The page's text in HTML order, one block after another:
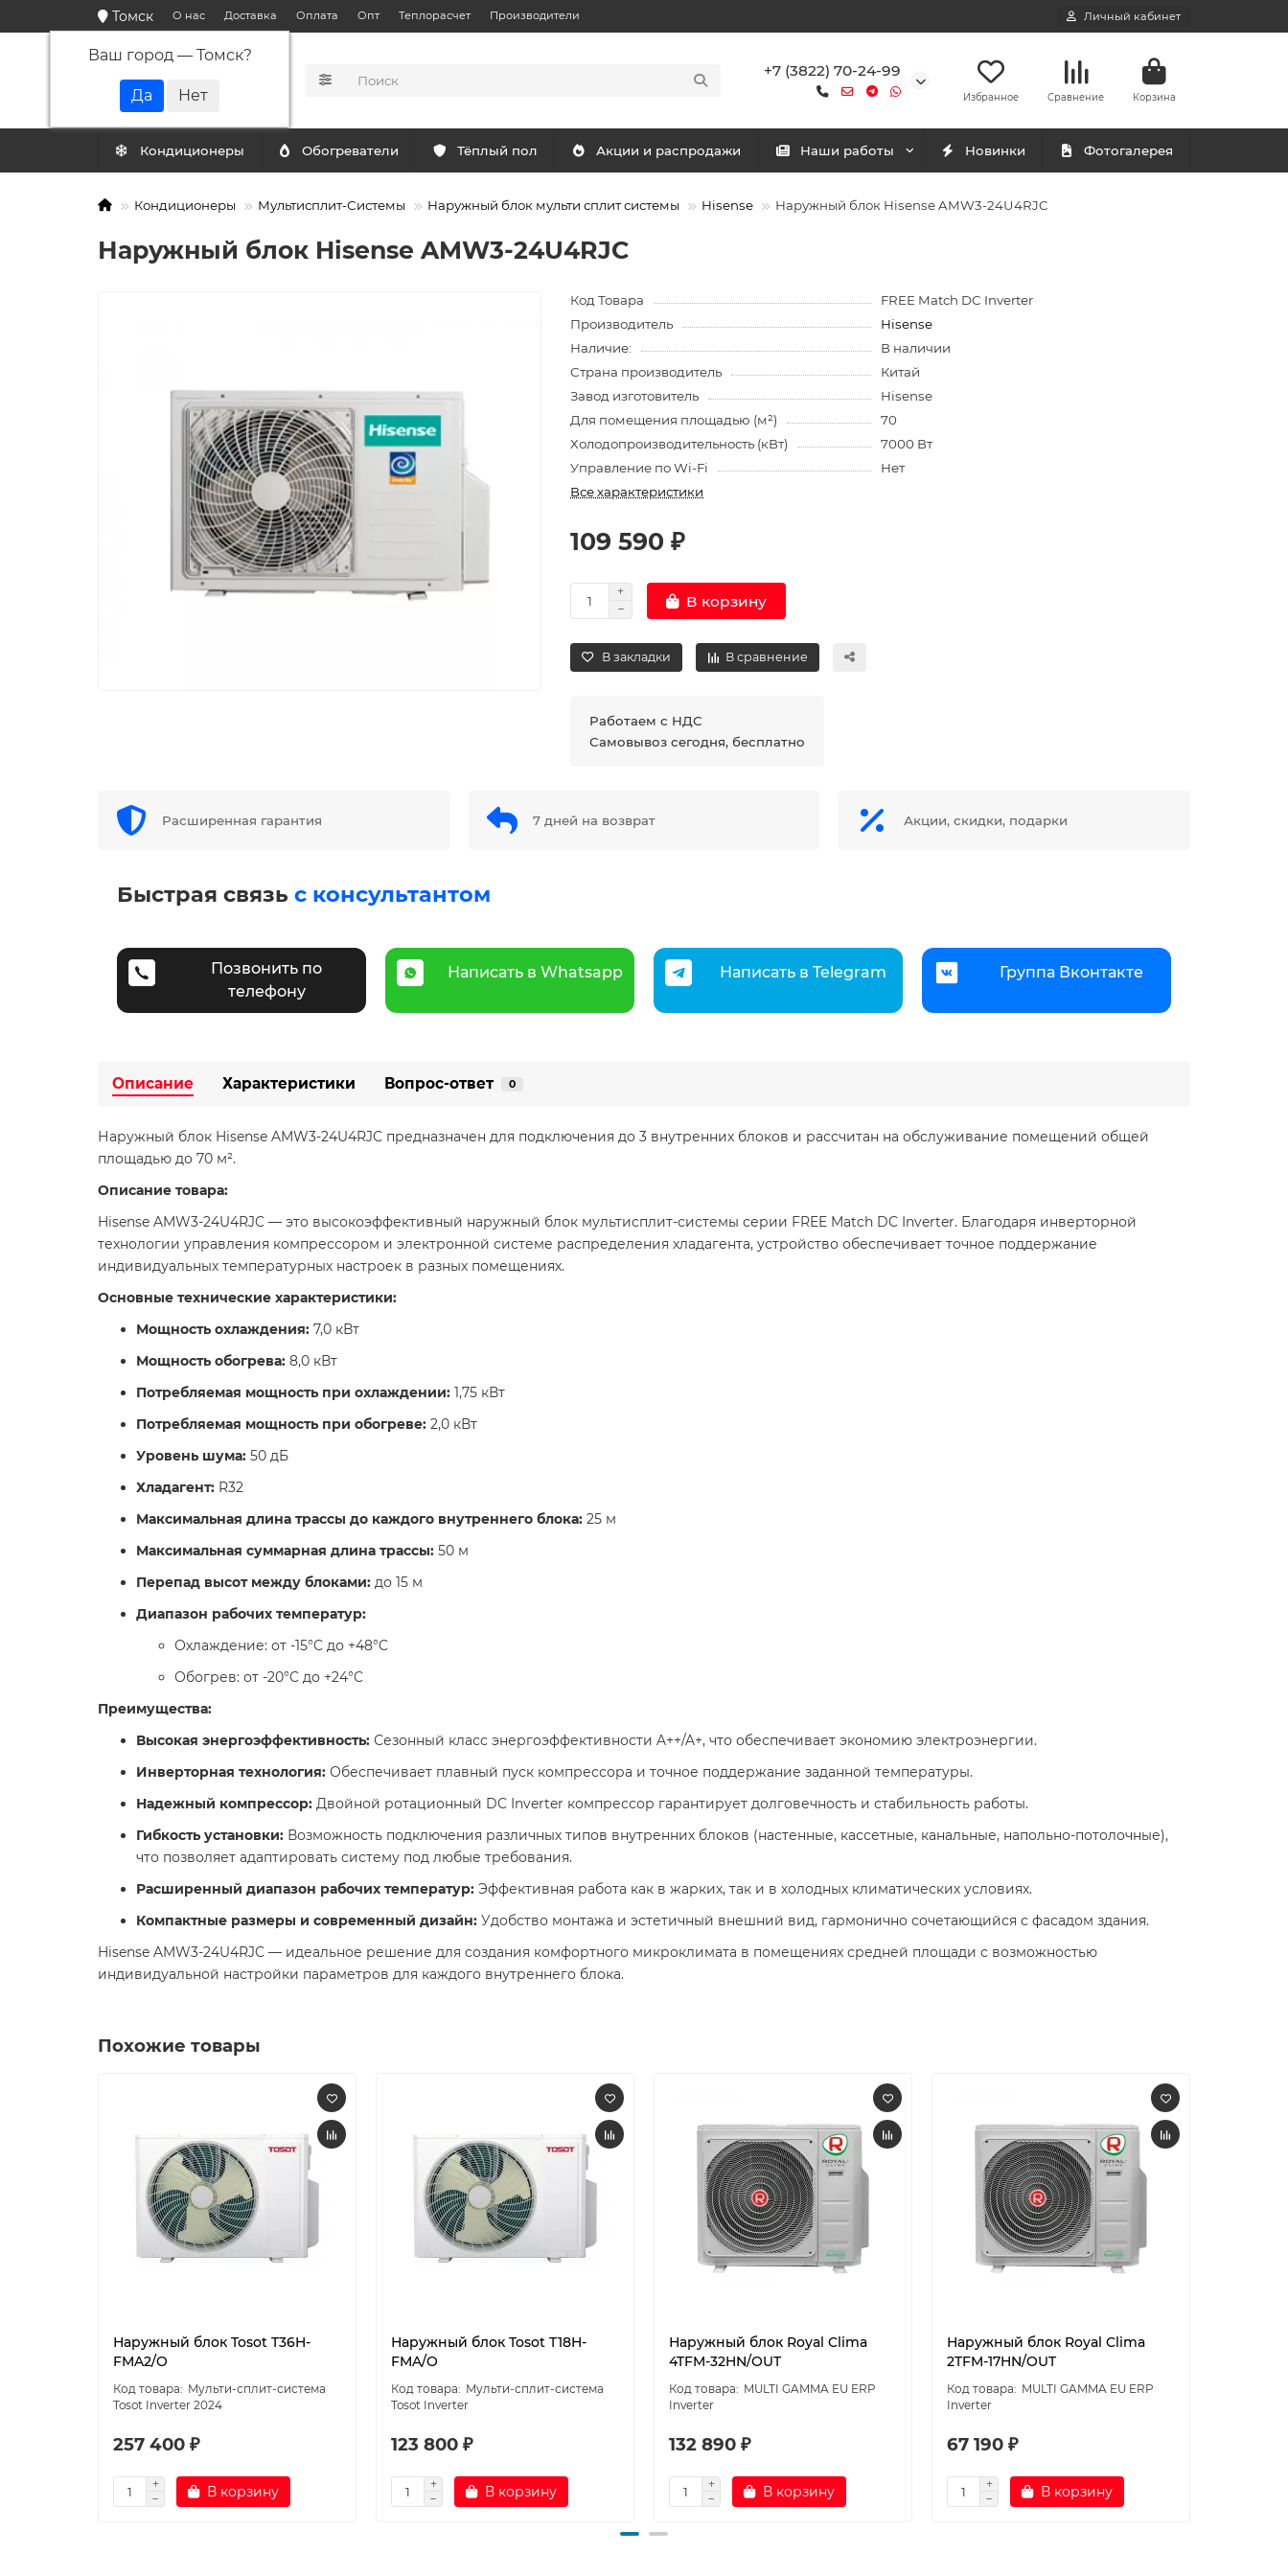
Томск
Ваш город — Томск?
О нас Доставка Оплата Опт Теплорасчет Производители Личный кабинет
+7 (3822) 70-24-99
Избранное Сравнение Корзина
Кондиционеры Обогреватели Тёплый пол Акции и распродажи Наши работы Новинки Фотогалерея
Кондиционеры Мультисплит-Системы Наружный блок мульти сплит системы Hisense Наружный блок Hisense AMW3-24U4RJC
Наружный блок Hisense AMW3-24U4RJC
Код Товара
FREE Match DC Inverter
Производитель
Hisense
Наличие:
В наличии
Страна производитель
Китай
Завод изготовитель
Hisense
Для помещения площадью (м²)
70
Холодопроизводительность (кВт)
7000 Вт
Управление по Wi-Fi
Нет
Все характеристики
109 590 ₽
В корзину
В закладки В сравнение
Работаем с НДС
Самовывоз сегодня, бесплатно
Расширенная гарантия 7 дней на возврат Акции, скидки, подарки
Быстрая связь с консультантом
Позвонить по
телефону
Написать в Whatsapp Написать в Telegram Группа Вконтакте
Описание Характеристики Вопрос-ответ 0
Наружный блок Hisense AMW3-24U4RJC предназначен для подключения до 3 внутренних блоков и рассчитан на обслуживание помещений общей
площадью до 70 м². ​
Описание товара:
Hisense AMW3-24U4RJC — это высокоэффективный наружный блок мультисплит-системы серии FREE Match DC Inverter. Благодаря инверторной
технологии управления компрессором и электронной системе распределения хладагента, устройство обеспечивает точное поддержание
индивидуальных температурных настроек в разных помещениях. ​
Основные технические характеристики:
Мощность охлаждения: 7,0 кВт​
Мощность обогрева: 8,0 кВт​
Потребляемая мощность при охлаждении: 1,75 кВт​
Потребляемая мощность при обогреве: 2,0 кВт​
Уровень шума: 50 дБ​
Хладагент: R32​
Максимальная длина трассы до каждого внутреннего блока: 25 м​
Максимальная суммарная длина трассы: 50 м​
Перепад высот между блоками: до 15 м​
Диапазон рабочих температур:
Охлаждение: от -15°C до +48°C​
Обогрев: от -20°C до +24°C​
Преимущества:
Высокая энергоэффективность: Сезонный класс энергоэффективности A++/A+, что обеспечивает экономию электроэнергии. ​
Инверторная технология: Обеспечивает плавный пуск компрессора и точное поддержание заданной температуры.​
Надежный компрессор: Двойной ротационный DC Inverter компрессор гарантирует долговечность и стабильность работы.​
Гибкость установки: Возможность подключения различных типов внутренних блоков (настенные, кассетные, канальные, напольно-потолочные),
что позволяет адаптировать систему под любые требования.​
Расширенный диапазон рабочих температур: Эффективная работа как в жарких, так и в холодных климатических условиях.​
Компактные размеры и современный дизайн: Удобство монтажа и эстетичный внешний вид, гармонично сочетающийся с фасадом здания.​
Hisense AMW3-24U4RJC — идеальное решение для создания комфортного микроклимата в помещениях средней площади с возможностью
индивидуальной настройки параметров для каждого внутреннего блока.​
Похожие товары
Наружный блок Tosot T36H-
FMA2/O
Мульти-сплит-система
Tosot Inverter 2024
257 400 ₽
В корзину
Наружный блок Tosot T18H-
FMA/O
Мульти-сплит-система
Tosot Inverter
123 800 ₽
В корзину
Наружный блок Royal Clima
4TFM-32HN/OUT
MULTI GAMMA EU ERP
Inverter
132 890 ₽
В корзину
Наружный блок Royal Clima
2TFM-17HN/OUT
MULTI GAMMA EU ERP
Inverter
67 190 ₽
В корзину